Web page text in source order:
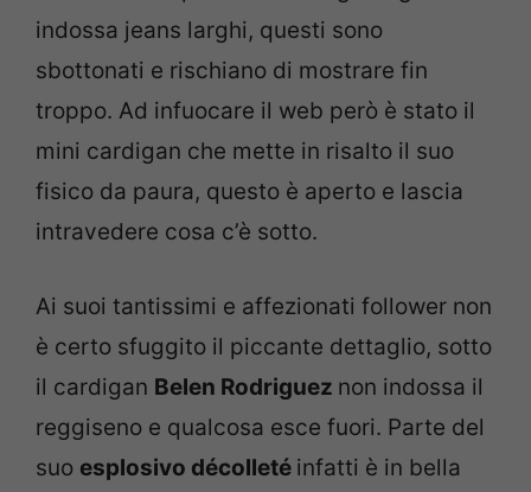
indossa jeans larghi, questi sono
sbottonati e rischiano di mostrare fin
troppo. Ad infuocare il web però è stato il
mini cardigan che mette in risalto il suo
fisico da paura, questo è aperto e lascia
intravedere cosa c’è sotto.
Ai suoi tantissimi e affezionati follower non
è certo sfuggito il piccante dettaglio, sotto
il cardigan Belen Rodriguez non indossa il
reggiseno e qualcosa esce fuori. Parte del
suo esplosivo décolleté infatti è in bella